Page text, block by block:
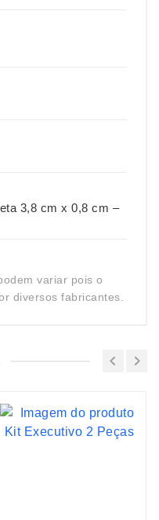
3,8 cm x 0,8 cm –
variar pois o
diversos fabricantes.